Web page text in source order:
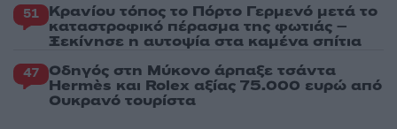
51 Κρανίου τόπος το Πόρτο Γερμενό μετά το
καταστροφικό πέρασμα της φωτιάς –
Ξεκίνησε η αυτοψία στα καμένα σπίτια
47 Οδηγός στη Μύκονο άρπαξε τσάντα
Hermès και Rolex αξίας 75.000 ευρώ από
Ουκρανό τουρίστα